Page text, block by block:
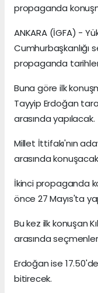
propaganda
ANKARA (İGFA) -
Cumhurbaşkanlığı
propaganda
Buna göre ilk
Tayyip Erdoğan
arasında yapılacak.
Millet İttifakı'nın
arasında
İkinci propaganda
önce 27 Mayıs'ta
Bu kez ilk konuşan
arasında
Erdoğan ise
bitirecek.